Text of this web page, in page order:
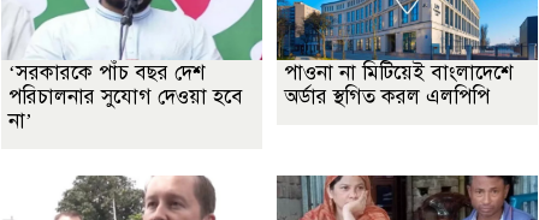
‘সরকারকে পাঁচ বছর দেশ
পরিচালনার সুযোগ দেওয়া হবে
না’
পাওনা না মিটিয়েই বাংলাদেশে
অর্ডার স্থগিত করল এলপিপি